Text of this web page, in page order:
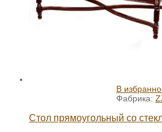
В
Фабрика:
Стол прямоугольный со